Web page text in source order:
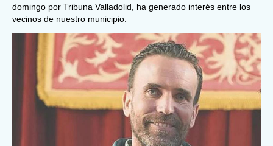
domingo por Tribuna Valladolid, ha generado interés entre los
vecinos de nuestro municipio.